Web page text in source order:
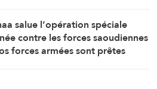
salue l’opération spéciale
contre les forces saoudiennes
forces armées sont prêtes